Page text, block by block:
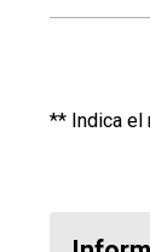
** Indica el